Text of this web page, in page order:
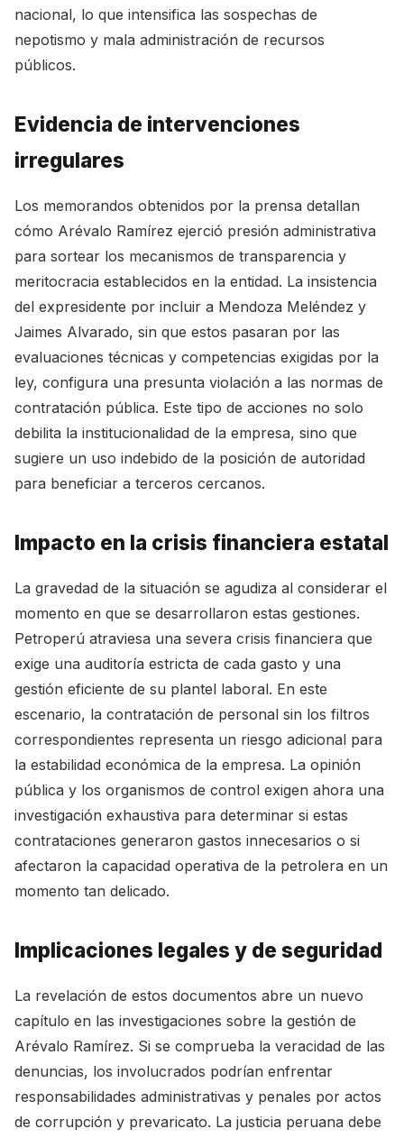
nacional, lo que intensifica las sospechas de
nepotismo y mala administración de recursos
públicos.
Evidencia de intervenciones
irregulares
Los memorandos obtenidos por la prensa detallan
cómo Arévalo Ramírez ejerció presión administrativa
para sortear los mecanismos de transparencia y
meritocracia establecidos en la entidad. La insistencia
del expresidente por incluir a Mendoza Meléndez y
Jaimes Alvarado, sin que estos pasaran por las
evaluaciones técnicas y competencias exigidas por la
ley, configura una presunta violación a las normas de
contratación pública. Este tipo de acciones no solo
debilita la institucionalidad de la empresa, sino que
sugiere un uso indebido de la posición de autoridad
para beneficiar a terceros cercanos.
Impacto en la crisis financiera estatal
La gravedad de la situación se agudiza al considerar el
momento en que se desarrollaron estas gestiones.
Petroperú atraviesa una severa crisis financiera que
exige una auditoría estricta de cada gasto y una
gestión eficiente de su plantel laboral. En este
escenario, la contratación de personal sin los filtros
correspondientes representa un riesgo adicional para
la estabilidad económica de la empresa. La opinión
pública y los organismos de control exigen ahora una
investigación exhaustiva para determinar si estas
contrataciones generaron gastos innecesarios o si
afectaron la capacidad operativa de la petrolera en un
momento tan delicado.
Implicaciones legales y de seguridad
La revelación de estos documentos abre un nuevo
capítulo en las investigaciones sobre la gestión de
Arévalo Ramírez. Si se comprueba la veracidad de las
denuncias, los involucrados podrían enfrentar
responsabilidades administrativas y penales por actos
de corrupción y prevaricato. La justicia peruana debe